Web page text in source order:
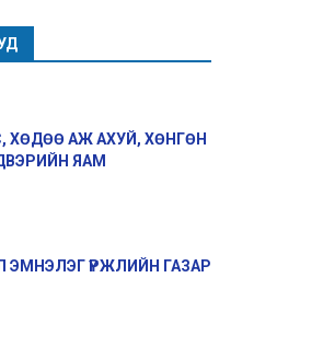
ХӨДӨӨ АЖ АХУЙ, ХӨНГӨН
ЯАМ
ЭМНЭЛЭГ ҮРЖЛИЙН ГАЗАР